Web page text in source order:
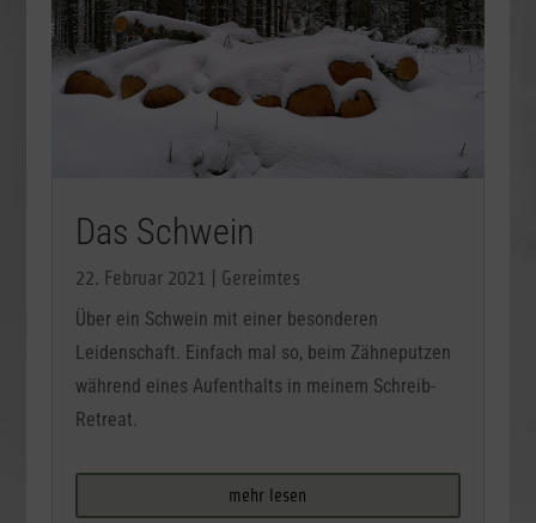
Das Schwein
22. Februar 2021 Gereimtes
Über ein Schwein mit einer besonderen
Leidenschaft. Einfach mal so, beim Zähneputzen
während eines Aufenthalts in meinem Schreib-
Retreat.
mehr lesen